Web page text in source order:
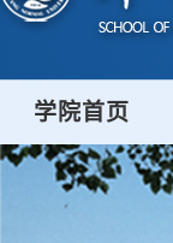
学院首页